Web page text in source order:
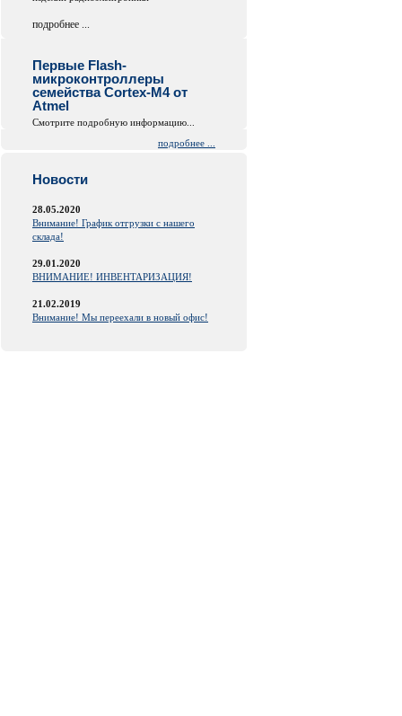
подробнее ...
Первые Flash-
микроконтроллеры
семейства Cortex-M4 от
Atmel
Смотрите подробную информацию...
подробнее ...
Новости
28.05.2020
Внимание! График отгрузки с нашего
склада!
29.01.2020
ВНИМАНИЕ! ИНВЕНТАРИЗАЦИЯ!
21.02.2019
Внимание! Мы переехали в новый офис!